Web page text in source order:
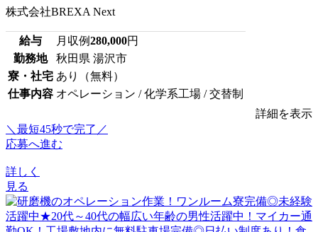
株式会社BREXA Next
給与 月収例280,000円
勤務地
秋田県 湯沢市
寮・社宅 あり（無料）
仕事内容 オペレーション / 化学系工場 / 交替制
詳細を表示
＼最短45秒で完了／
応募へ進む
詳しく
見る